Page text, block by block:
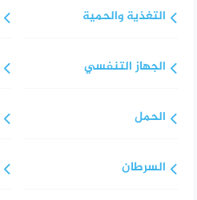
التغذية والحمية
الجهاز التنفسي
الحمل
السرطان